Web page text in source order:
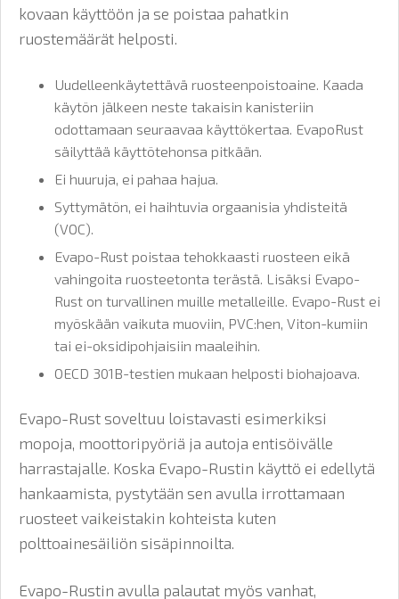
kovaan käyttöön ja se poistaa pahatkin
ruostemäärät helposti.
Uudelleenkäytettävä ruosteenpoistoaine. Kaada
käytön jälkeen neste takaisin kanisteriin
odottamaan seuraavaa käyttökertaa. EvapoRust
säilyttää käyttötehonsa pitkään.
Ei huuruja, ei pahaa hajua.
Syttymätön, ei haihtuvia orgaanisia yhdisteitä
(VOC).
Evapo-Rust poistaa tehokkaasti ruosteen eikä
vahingoita ruosteetonta terästä. Lisäksi Evapo-
Rust on turvallinen muille metalleille. Evapo-Rust ei
myöskään vaikuta muoviin, PVC:hen, Viton-kumiin
tai ei-oksidipohjaisiin maaleihin.
OECD 301B-testien mukaan helposti biohajoava.
Evapo-Rust soveltuu loistavasti esimerkiksi
mopoja, moottoripyöriä ja autoja entisöivälle
harrastajalle. Koska Evapo-Rustin käyttö ei edellytä
hankaamista, pystytään sen avulla irrottamaan
ruosteet vaikeistakin kohteista kuten
polttoainesäiliön sisäpinnoilta.
Evapo-Rustin avulla palautat myös vanhat,